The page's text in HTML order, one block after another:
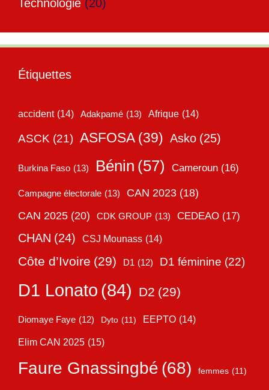
Technologie (20)
Étiquettes
accident (14) Adakpamé (13) Afrique (14)
ASCK (21) ASFOSA (39) Asko (25)
Burkina Faso (13) Bénin (57) Cameroun (16)
Campagne électorale (13) CAN 2023 (18)
CAN 2025 (20) CDK GROUP (13) CEDEAO (17)
CHAN (24) CSJ Mounass (14)
Côte d’Ivoire (29) D1 (12) D1 féminine (22)
D1 Lonato (84) D2 (29)
Diomaye Faye (12) Dyto (11) EEPTO (14)
Elim CAN 2025 (15)
Faure Gnassingbé (68) femmes (11)